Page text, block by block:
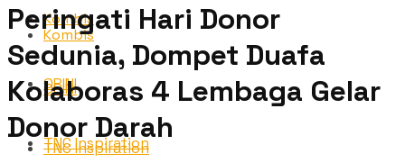
Kombis
OPINI
TNC Inspiration
Kombis
OPINI
TNC Inspiration
Peringati Hari Donor
Sedunia, Dompet Duafa
Kolaboras 4 Lembaga Gelar
Donor Darah